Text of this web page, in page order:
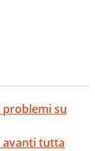
problemi su
avanti tutta